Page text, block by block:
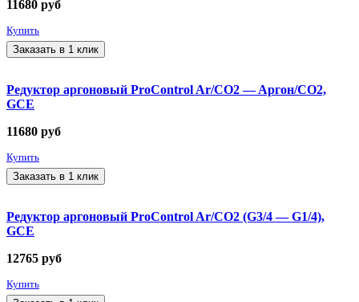
11680 руб
Купить
Заказать в 1 клик
Редуктор аргоновый ProControl Ar/CO2 — Aргон/CO2,
GCE
11680 руб
Купить
Заказать в 1 клик
Редуктор аргоновый ProControl Ar/CO2 (G3/4 — G1/4),
GCE
12765 руб
Купить